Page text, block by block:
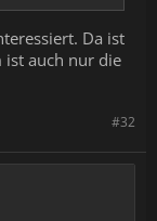
Da ist
ist auch nur die
#32